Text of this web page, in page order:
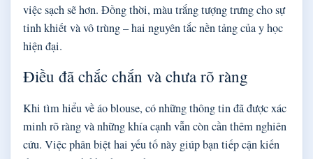
việc sạch sẽ hơn. Đồng thời, màu trắng tượng trưng cho sự
tinh khiết và vô trùng – hai nguyên tắc nền tảng của y học
hiện đại.
Điều đã chắc chắn và chưa rõ ràng
Khi tìm hiểu về áo blouse, có những thông tin đã được xác
minh rõ ràng và những khía cạnh vẫn còn cần thêm nghiên
cứu. Việc phân biệt hai yếu tố này giúp bạn tiếp cận kiến